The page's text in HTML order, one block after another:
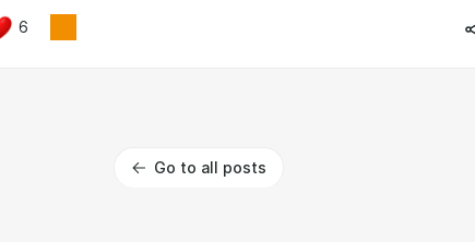
6
Go to all posts